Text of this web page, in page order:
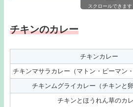
スクロールできます
チキンのカレー
チキンカレー
チキンマサラカレー（マトン・ピーマン
チキンムグライカレー（チキンと卵
チキンとほうれん草のカ